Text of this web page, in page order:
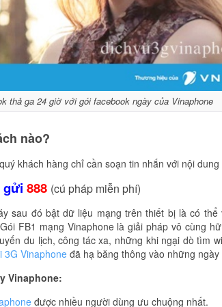
thả ga 24 giờ với gói facebook ngày của Vinaphone
nào?
khách hàng chỉ cần soạn tin nhắn với nội
gửi 888 (cú pháp miễn phí)
sau đó bật dữ liệu mạng trên thiết bị là có
FB1 mạng Vinaphone là giải pháp vô cùng
du lịch, công tác xa, những khi ngại dò tìm
3G Vinaphone đã hạ băng thông vào những
Vinaphone:
được nhiều người dùng ưu chuộng nhất.